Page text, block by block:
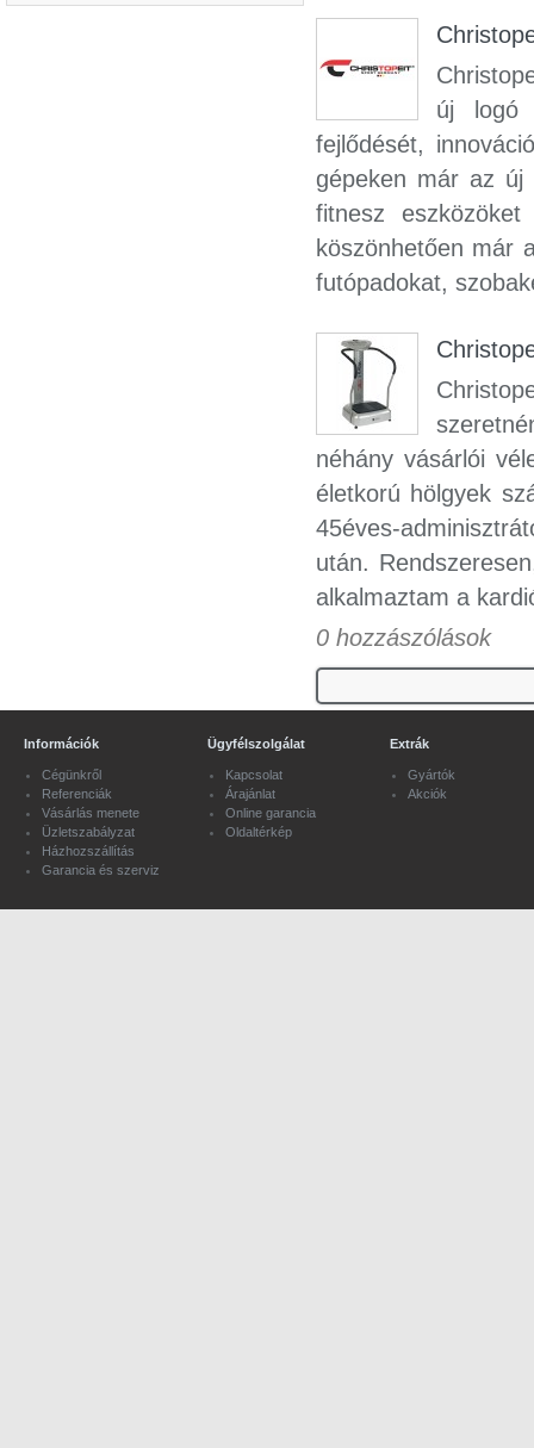
új logó
fejlődését,
gépeken már az új
fitnesz
köszönhetően már
futópadokat,
néhány vásárlói
életkorú hölgyek
45éves-
után.
alkalmaztam a
0 hozzászólások
Információk
Cégünkről
Referenciák
Vásárlás menete
Üzletszabályzat
Házhozszállítás
Garancia és szerviz
Ügyfélszolgálat
Kapcsolat
Árajánlat
Online garancia
Oldaltérkép
Extrák
Gyártók
Akciók